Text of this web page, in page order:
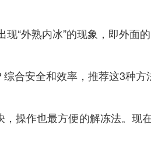
“外熟内冰”的现象，即外面
合安全和效率，推荐这3种方
操作也最方便的解冻法。